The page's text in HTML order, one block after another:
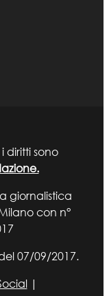
diritti sono
giornalistica
con n°
07/09/2017.
|